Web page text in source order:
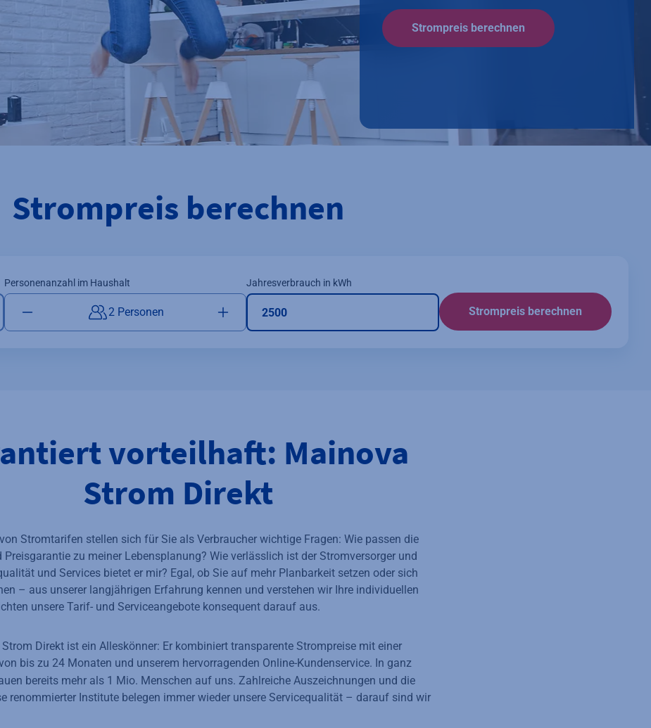
Strompreis berechnen
Strompreis berechnen
Personenanzahl im Haushalt
2 Personen
Jahresverbrauch in kWh
Strompreis berechnen
vorteilhaft: Mainova
Strom Direkt
Stromtarifen stellen sich für Sie als Verbraucher wichtige Fragen: Wie passen die
Preisgarantie zu meiner Lebensplanung? Wie verlässlich ist der Stromversorger und
und Services bietet er mir? Egal, ob Sie auf mehr Planbarkeit setzen oder sich
– aus unserer langjährigen Erfahrung kennen und verstehen wir Ihre individuellen
unsere Tarif- und Serviceangebote konsequent darauf aus.
Strom Direkt ist ein Alleskönner: Er kombiniert transparente Strompreise mit einer
Informationen verfügbar
bis zu 24 Monaten und unserem hervorragenden Online-Kundenservice. In ganz
bereits mehr als 1 Mio. Menschen auf uns. Zahlreiche Auszeichnungen und die
renommierter Institute belegen immer wieder unsere Servicequalität – darauf sind wir